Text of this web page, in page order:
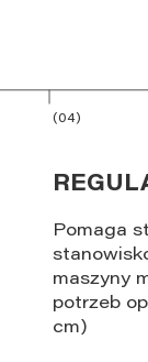
(04)
Pomaga
maszyny
potrzeb
cm)